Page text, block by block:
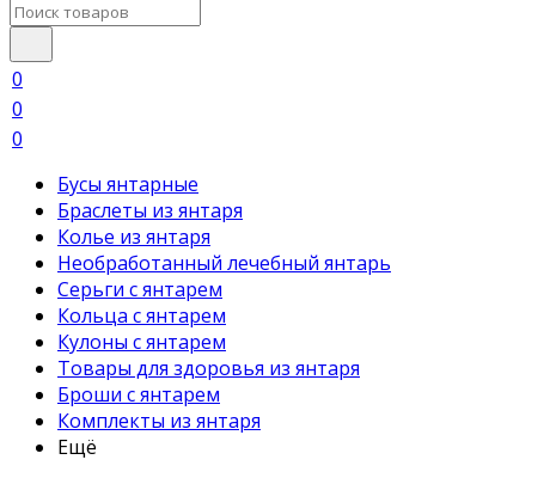
0
0
0
Бусы янтарные
Браслеты из янтаря
Колье из янтаря
Необработанный лечебный янтарь
Серьги с янтарем
Кольца с янтарем
Кулоны с янтарем
Товары для здоровья из янтаря
Броши с янтарем
Комплекты из янтаря
Ещё